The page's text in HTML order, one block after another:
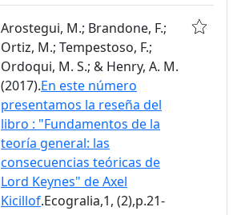
Arostegui, M.; Brandone, F.;
Ortiz, M.; Tempestoso, F.;
Ordoqui, M. S.; & Henry, A. M.
(2017).En este número
presentamos la reseña del
libro : "Fundamentos de la
teoría general: las
consecuencias teóricas de
Lord Keynes" de Axel
Kicillof.Ecogralia,1, (2),p.21-